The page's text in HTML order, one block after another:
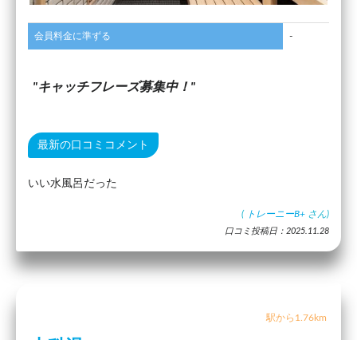
会員料金に準ずる -
キャッチフレーズ募集中！
最新の口コミコメント
いい水風呂だった
( トレーニーB+ さん)
口コミ投稿日：2025.11.28
駅から1.76km